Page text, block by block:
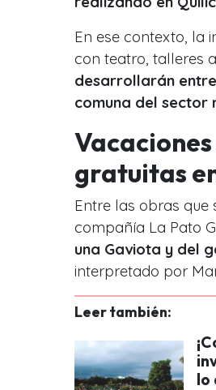
En ese contexto, la
con teatro, talleres
desarrollarán
comuna del sector
gratuitas
Entre las obras que
compañía La Pato
una Gaviota y del
interpretado por
Leer también:
lo